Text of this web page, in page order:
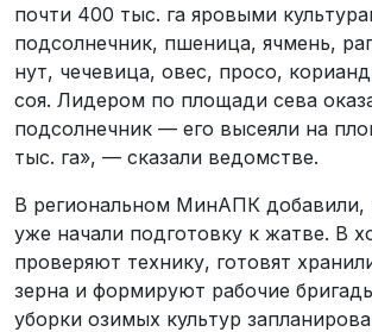
почти 400 тыс. га яровыми
подсолнечник, пшеница, ячмень,
нут, чечевица, овес, просо,
соя. Лидером по площади сева
подсолнечник — его высеяли на
тыс. га», — сказали ведомстве.
В региональном МинАПК добавили,
уже начали подготовку к жатве. В
проверяют технику, готовят
зерна и формируют рабочие
уборки озимых культур